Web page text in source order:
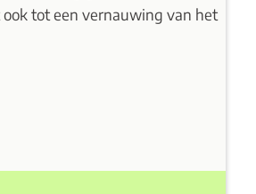
tot een vernauwing van het